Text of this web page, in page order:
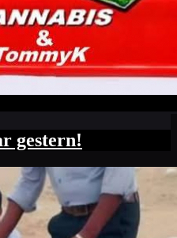
gestern!